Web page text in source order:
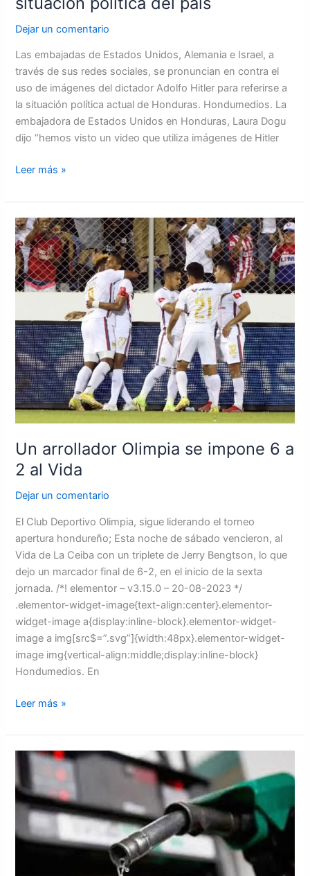
Dejar un comentario
Las embajadas de Estados Unidos, Alemania e Israel, a
través de sus redes sociales, se pronuncian en contra el
uso de imágenes del dictador Adolfo Hitler para referirse a
la situación política actual de Honduras. Hondumedios. La
embajadora de Estados Unidos en Honduras, Laura Dogu
dijo “hemos visto un video que utiliza imágenes de Hitler
situación
del
país
Leer más »
Un arrollador Olimpia se impone 6 a
2 al Vida
Dejar un comentario
El Club Deportivo Olimpia, sigue liderando el torneo
apertura hondureño; Esta noche de sábado vencieron, al
Vida de La Ceiba con un triplete de Jerry Bengtson, lo que
dejo un marcador final de 6-2, en el inicio de la sexta
jornada. /*! elementor – v3.15.0 – 20-08-2023 */
.elementor-widget-image{text-align:center}.elementor-
widget-image a{display:inline-block}.elementor-widget-
image a img[src$=”.svg”]{width:48px}.elementor-widget-
image img{vertical-align:middle;display:inline-block}
Hondumedios. En
Un
arrollador
Olimpia
se
impone
a
2
al
Vida
Leer más »
Nuevo
incremento
al
precio
las